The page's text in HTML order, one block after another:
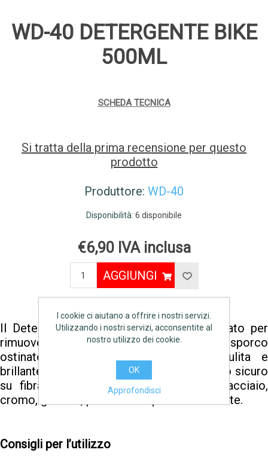
WD-40 DETERGENTE BIKE
500ML
SCHEDA TECNICA
Si tratta della prima recensione per questo
prodotto
Produttore: WD-40
Disponibilità: 6 disponibile
€6,90 IVA inclusa
AGGIUNGI
Il Detergente Bike è un prodotto studiato per
rimuovere fango, polvere, catrame e altro sporco
ostinato dalla bicicletta, lasciandola pulita e
brillante. La sua formula è adatta per un uso sicuro
su fibra di carbonio, titanio, alluminio, acciaio,
cromo, gomma, plastica e superfici verniciate.
Consigli per l’utilizzo
I cookie ci aiutano a offrire i nostri servizi.
Utilizzando i nostri servizi, acconsentite al
nostro utilizzo dei cookie.
OK
Approfondisci